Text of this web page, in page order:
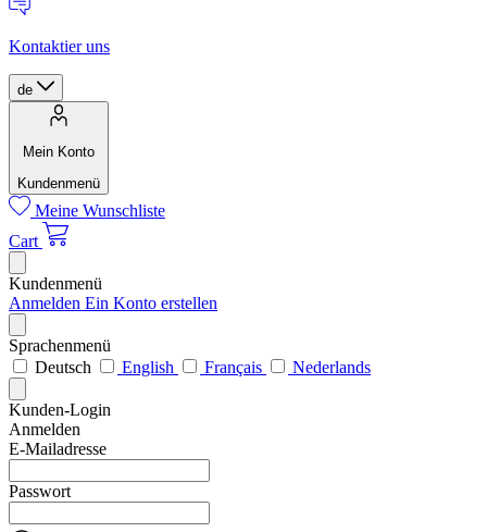
Kontaktier uns
de
Mein Konto
Kundenmenü
Meine Wunschliste
Cart
Kundenmenü
Anmelden Ein Konto erstellen
Sprachenmenü
Deutsch
English Français Nederlands
Kunden-Login
Anmelden
E-Mailadresse
Passwort